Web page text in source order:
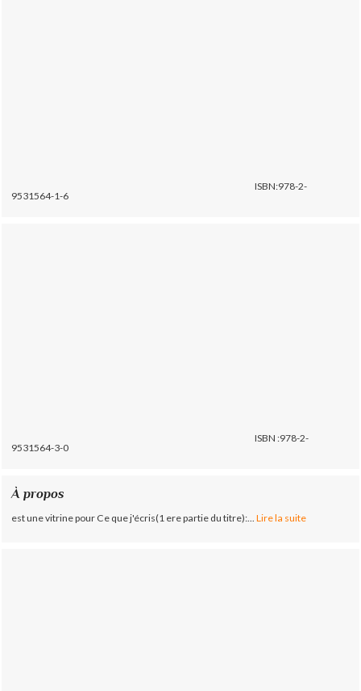
ISBN:978-2-
9531564-1-6
ISBN :978-2-
9531564-3-0
À propos
est une vitrine pour Ce que j'écris(1 ere partie du titre):... Lire la suite